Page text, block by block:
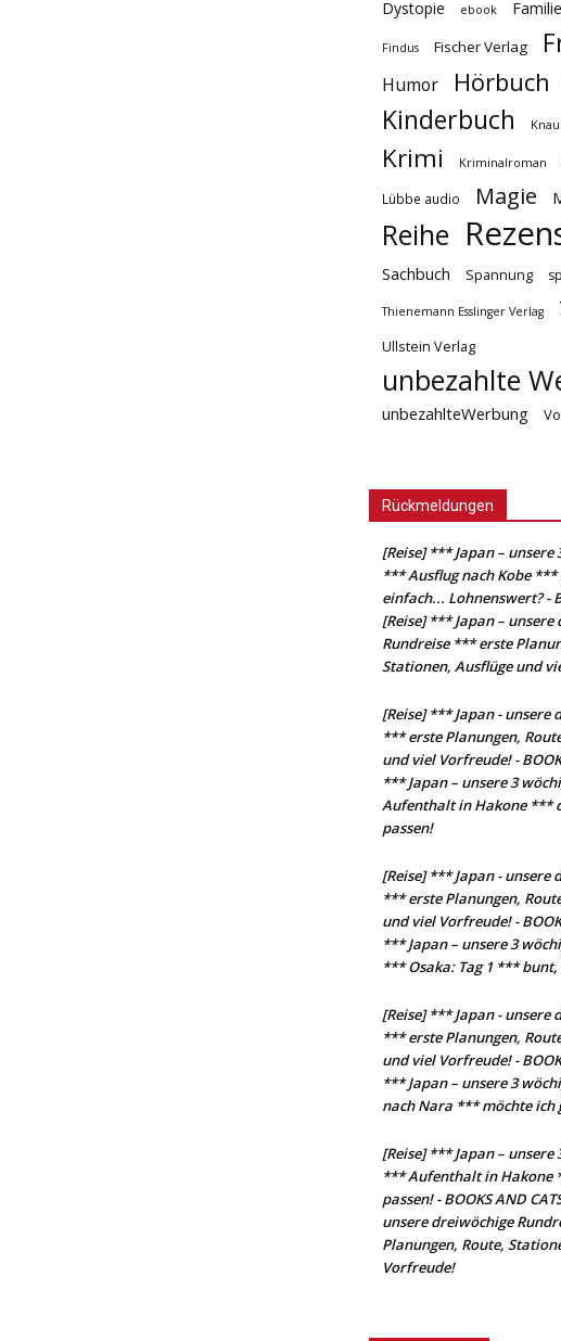
Dystopie ebook Familie
Findus Fischer Verlag
Humor Hörbuch
Kinderbuch
Krimi Kriminalroman
Lübbe audio Magie
Reihe
Sachbuch Spannung
Thienemann Esslinger Verlag
Ullstein Verlag
unbezahlte
unbezahlteWerbung
Rückmeldungen
[Reise] *** Japan – unsere
*** Ausflug nach Kobe ***
einfach... Lohnenswert? -
[Reise] *** Japan –
Rundreise *** erste
Stationen, Ausflüge und
[Reise] *** Japan - unsere
*** erste Planungen,
und viel Vorfreude! -
*** Japan – unsere 3
Aufenthalt in Hakone ***
passen!
[Reise] *** Japan - unsere
*** erste Planungen,
und viel Vorfreude! -
*** Japan – unsere 3
*** Osaka: Tag 1 ***
[Reise] *** Japan - unsere
*** erste Planungen,
und viel Vorfreude! -
*** Japan – unsere 3
nach Nara *** möchte ich
[Reise] *** Japan – unsere
*** Aufenthalt in Hakone
passen! - BOOKS AND
unsere dreiwöchige
Planungen, Route,
Vorfreude!